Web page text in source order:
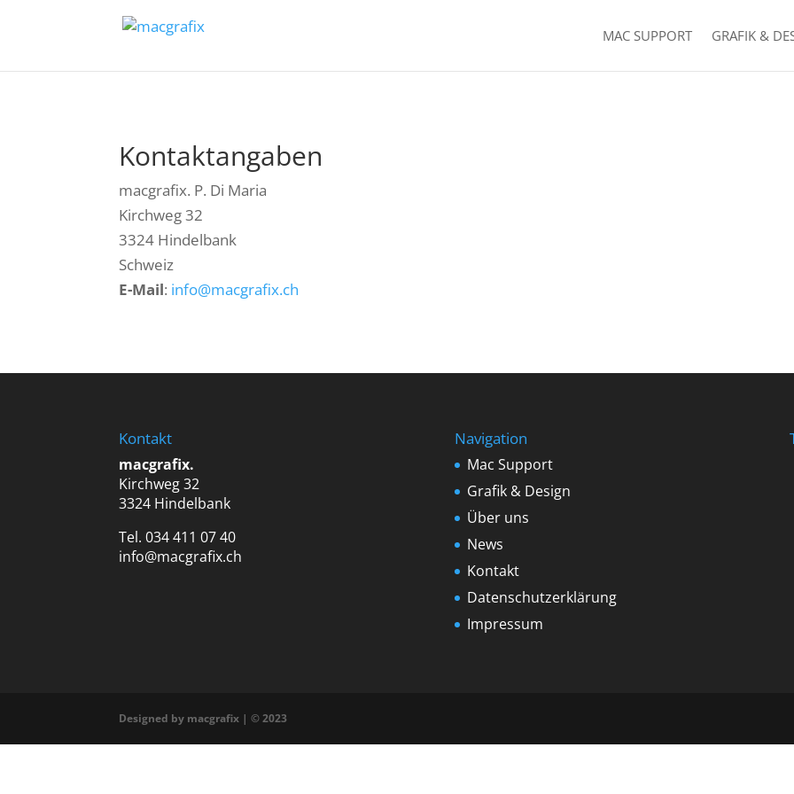
MAC SUPPORT GRAFIK &
Kontaktangaben
macgrafix. P. Di Maria
Kirchweg 32
3324 Hindelbank
Schweiz
E-Mail: info@macgrafix.ch
Kontakt
macgrafix.
Kirchweg 32
3324 Hindelbank
Tel. 034 411 07 40
info@macgrafix.ch
Navigation
Mac Support
Grafik & Design
Über uns
News
Kontakt
Datenschutzerklärung
Impressum
Designed by macgrafix | © 2023